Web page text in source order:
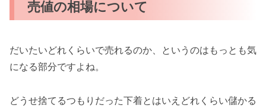
売値の相場について
だいたいどれくらいで売れるのか、というのはもっとも気
になる部分ですよね。
どうせ捨てるつもりだった下着とはいえどれくらい儲かる